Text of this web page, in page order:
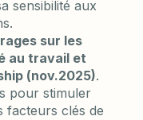
sensibilité aux
sur les
au travail et
(nov.2025).
pour stimuler
facteurs clés de